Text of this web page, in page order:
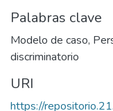
Palabras clave
Modelo de caso,
discriminatorio
URI
https://